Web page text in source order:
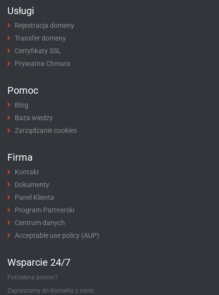
Usługi
Rejestracja domeny
Transfer domeny
Certyfikaty SSL
Prywatna Chmura
Pomoc
Blog
Baza wiedzy
Zarządzanie cookies
Firma
Kontakt
Dokumenty
Panel Klienta
Program Partnerski
Centrum danych
Acceptable use policy (AUP)
Wsparcie 24/7
Potrzebna pomoc?
Zapraszamy do kontaktu z nami: